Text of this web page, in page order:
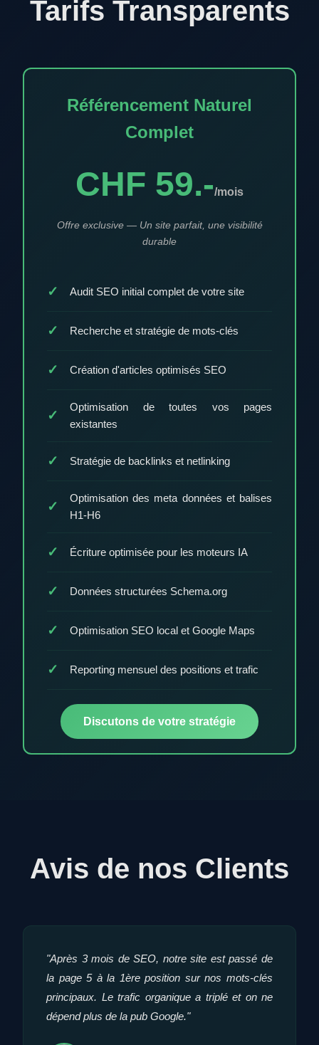
Tarifs Transparents
Référencement Naturel
Complet
CHF 59.-/mois
Offre exclusive — Un site parfait, une visibilité
durable
Audit SEO initial complet de votre site
Recherche et stratégie de mots-clés
Création d'articles optimisés SEO
Optimisation de toutes vos pages
existantes
Stratégie de backlinks et netlinking
Optimisation des meta données et balises
H1-H6
Écriture optimisée pour les moteurs IA
Données structurées Schema.org
Optimisation SEO local et Google Maps
Reporting mensuel des positions et trafic
Discutons de votre stratégie
Avis de nos Clients
"Après 3 mois de SEO, notre site est passé de
la page 5 à la 1ère position sur nos mots-clés
principaux. Le trafic organique a triplé et on ne
dépend plus de la pub Google."